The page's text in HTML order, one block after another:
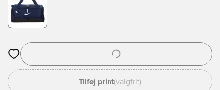
Åbner en Modal til at logge ind eller tilmelde dig som medlem
Tilføj print(valgfrit)